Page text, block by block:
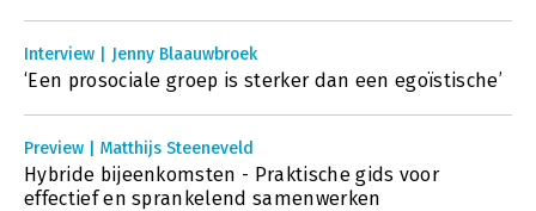
Interview | Jenny Blaauwbroek
‘Een prosociale groep is sterker dan een egoïstische’
Preview | Matthijs Steeneveld
Hybride bijeenkomsten - Praktische gids voor
effectief en sprankelend samenwerken